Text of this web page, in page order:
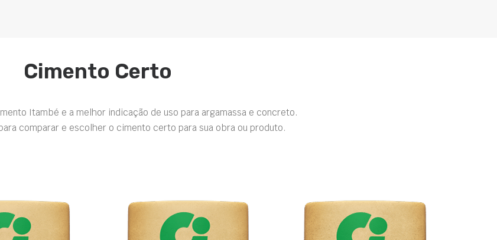
Cimento Certo
Itambé e a melhor indicação de uso para argamassa e concreto.
comparar e escolher o cimento certo para sua obra ou produto.